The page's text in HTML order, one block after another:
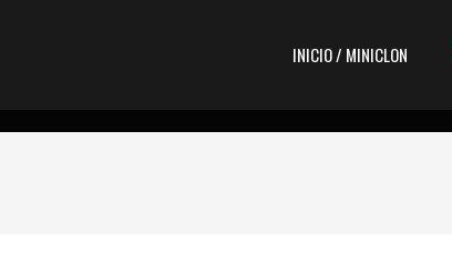
INICIO / MINICLON